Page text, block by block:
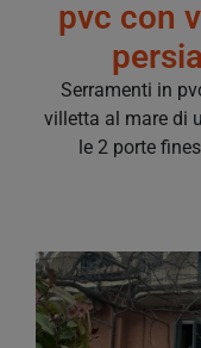
pvc con
Serramenti in
villetta al mare di
le 2 porte